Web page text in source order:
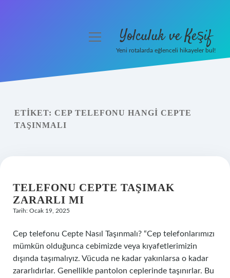
Yasal Uyarı
menüyü Yolculuk ve Keşif
Yeni rotalarda eğlenceli hikayeler bul!
ETIKET: CEP TELEFONU HANGI CEPTE
TAŞINMALI
TELEFONU CEPTE TAŞIMAK
ZARARLI MI
Tarih: Ocak 19, 2025
Cep telefonu Cepte Nasıl Taşınmalı? “Cep telefonlarımızı
mümkün olduğunca cebimizde veya kıyafetlerimizin
dışında taşımalıyız. Vücuda ne kadar yakınlarsa o kadar
zararlıdırlar. Genellikle pantolon ceplerinde taşınırlar. Bu